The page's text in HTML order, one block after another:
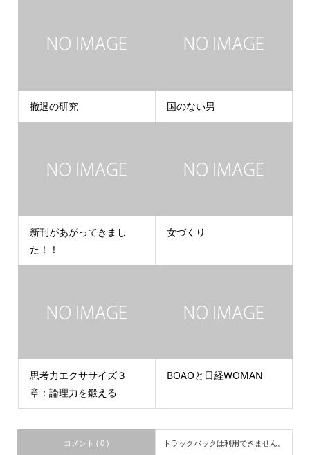
撤退の研究 国のない男
新刊があがってきまし
た！！
女づくり
思考力エクササイズ３
章：論理力を鍛える
BOAOと日経WOMAN
コメント ( 0 ) トラックバックは利用できません。